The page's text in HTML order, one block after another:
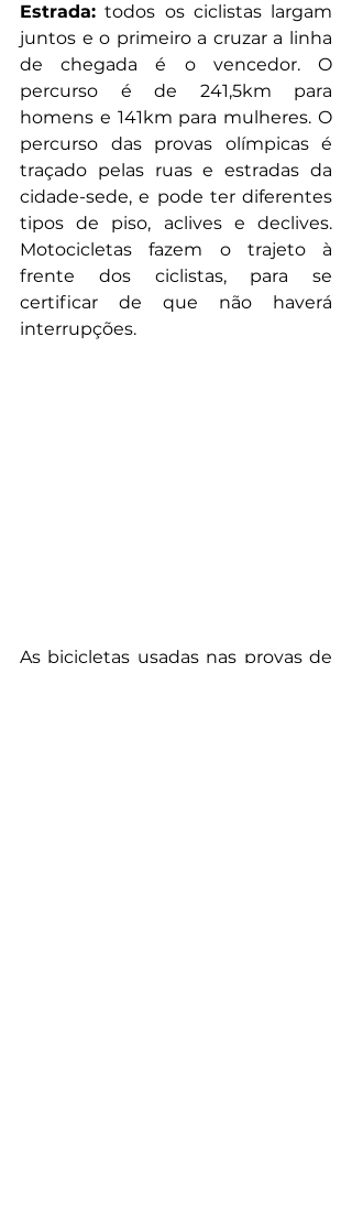
Estrada: todos os ciclistas largam
juntos e o primeiro a cruzar a linha
de chegada é o vencedor. O
percurso é de 241,5km para
homens e 141km para mulheres. O
percurso das provas olímpicas é
traçado pelas ruas e estradas da
cidade-sede, e pode ter diferentes
tipos de piso, aclives e declives.
Motocicletas fazem o trajeto à
frente dos ciclistas, para se
certificar de que não haverá
interrupções.
As bicicletas usadas nas provas de